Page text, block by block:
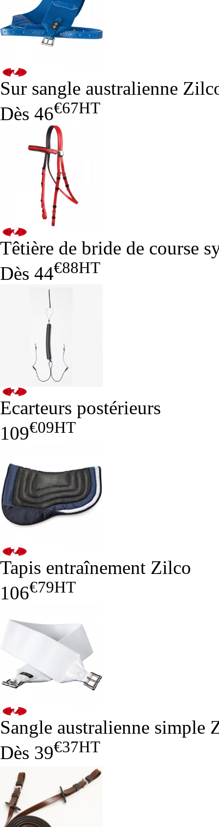
Sur sangle australienne
Dès 46€67HT
Têtière de bride de course
Dès 44€88HT
Ecarteurs postérieurs
109€09HT
Tapis entraînement Zilco
106€79HT
Sangle australienne simple
Dès 39€37HT